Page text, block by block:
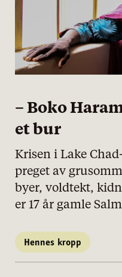
– Boko
et bur
Krisen i Lake
preget av
byer, voldtekt,
er 17 år gamle
Hennes kropp